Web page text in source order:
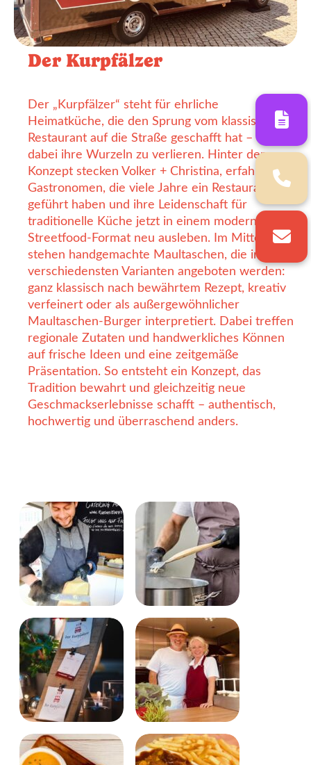
Der Kurpfälzer
Der „Kurpfälzer“ steht für ehrliche
Heimatküche, die den Sprung vom klassischen
Restaurant auf die Straße geschafft hat – ohne
dabei ihre Wurzeln zu verlieren. Hinter dem
Konzept stecken Volker + Christina, erfahrene
Gastronomen, die viele Jahre ein Restaurant
geführt haben und ihre Leidenschaft für
traditionelle Küche jetzt in einem modernen
Streetfood-Format neu ausleben. Im Mittelpunkt
stehen handgemachte Maultaschen, die in
verschiedensten Varianten angeboten werden:
ganz klassisch nach bewährtem Rezept, kreativ
verfeinert oder als außergewöhnlicher
Maultaschen-Burger interpretiert. Dabei treffen
regionale Zutaten und handwerkliches Können
auf frische Ideen und eine zeitgemäße
Präsentation. So entsteht ein Konzept, das
Tradition bewahrt und gleichzeitig neue
Geschmackserlebnisse schafft – authentisch,
hochwertig und überraschend anders.